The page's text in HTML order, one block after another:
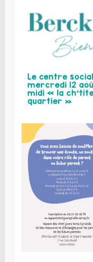
Le centre
mercredi 12
midi « la
quartier »